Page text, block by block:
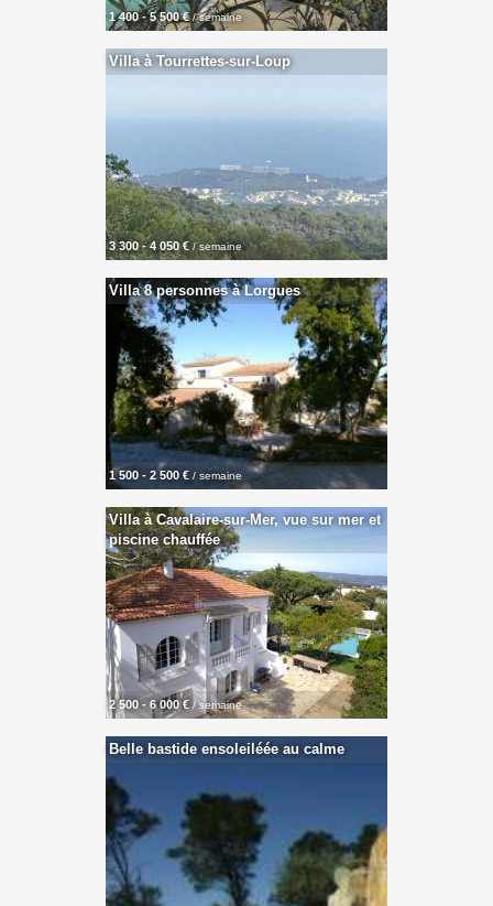
1 400 - 5 500 €/ semaine
Villa à Tourrettes-sur-Loup
3 300 - 4 050 €/ semaine
Villa 8 personnes à Lorgues
1 500 - 2 500 € / semaine
Villa à Cavalaire-sur-Mer, vue sur mer et
piscine chauffée
2 500 - 6 000 € / semaine
Belle bastide ensoleiléée au calme